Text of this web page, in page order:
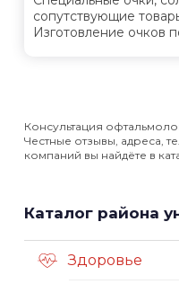
сопутствующие
Изготовление очков
Консультация
Честные отзывы, адреса,
компаний вы найдёте в
Каталог района
Здоровье